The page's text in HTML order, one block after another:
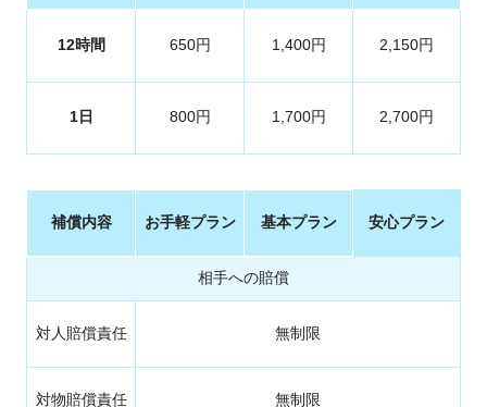
12時間 650円 1,400円 2,150円
1日 800円 1,700円 2,700円
補償内容 お手軽プラン 基本プラン 安心プラン
相手への賠償
対人賠償責任 無制限
対物賠償責任 無制限